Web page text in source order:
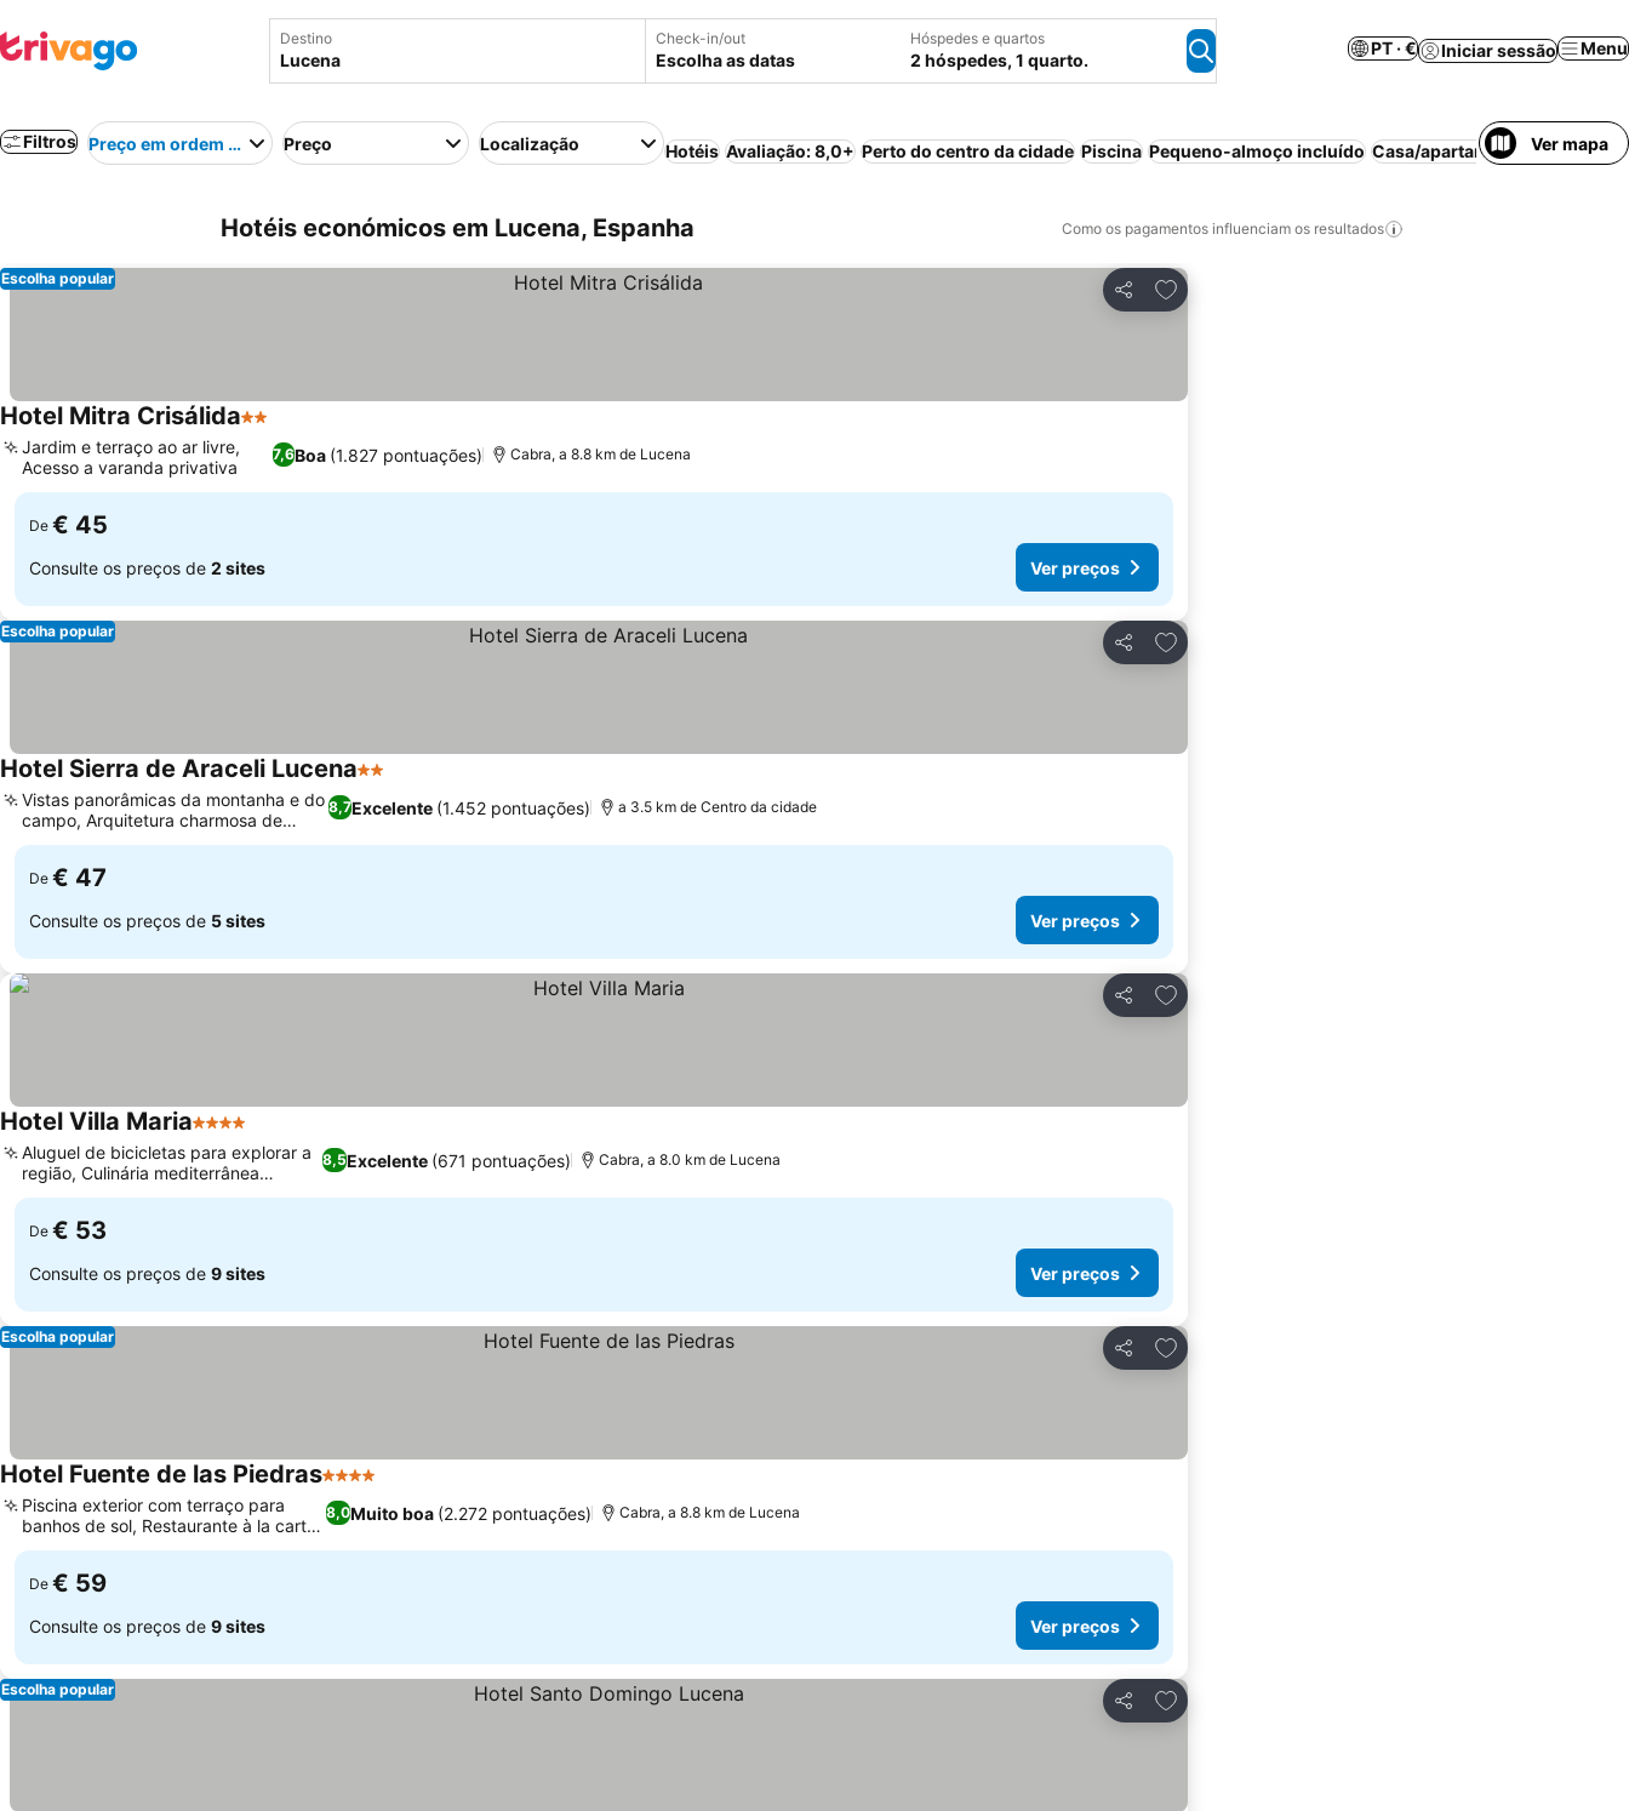
Destino Check-in/out
Escolha as datas
Hóspedes e quartos
2 hóspedes, 1 quarto.
PT · € Iniciar sessão Menu
Filtros Preço em ordem crescentePreço Localização Hotéis Avaliação: 8,0+ Perto do centro da cidade Piscina Pequeno-almoço incluído Casa/apartamento inteiro
Ver mapa
Hotéis económicos em Lucena, Espanha Como os pagamentos influenciam os resultados
Partilhar
Adicionar aos favoritos
Escolha popular
Hotel Mitra Crisálida2 Estrelas
7,6Boa (1.827 pontuações)
Jardim e terraço ao ar livre,
Acesso a varanda privativa
Cabra, a 8.8 km de Lucena
De € 45
Consulte os preços de 2 sites Ver preços
Partilhar
Adicionar aos favoritos
Escolha popular
Hotel Sierra de Araceli Lucena2 Estrelas
8,7Excelente (1.452 pontuações)
Vistas panorâmicas da montanha e do
campo, Arquitetura charmosa de
castelo
a 3.5 km de Centro da cidade
De € 47
Consulte os preços de 5 sites Ver preços
Partilhar
Adicionar aos favoritos
Hotel Villa Maria4 Estrelas
8,5Excelente (671 pontuações)
Aluguel de bicicletas para explorar a
região, Culinária mediterrânea
sazonal
Cabra, a 8.0 km de Lucena
De € 53
Consulte os preços de 9 sites Ver preços
Partilhar
Adicionar aos favoritos
Escolha popular
Hotel Fuente de las Piedras4 Estrelas
8,0Muito boa (2.272 pontuações)
Piscina exterior com terraço para
banhos de sol, Restaurante à la carte
no local
Cabra, a 8.8 km de Lucena
De € 59
Consulte os preços de 9 sites Ver preços
Partilhar
Adicionar aos favoritos
Escolha popular